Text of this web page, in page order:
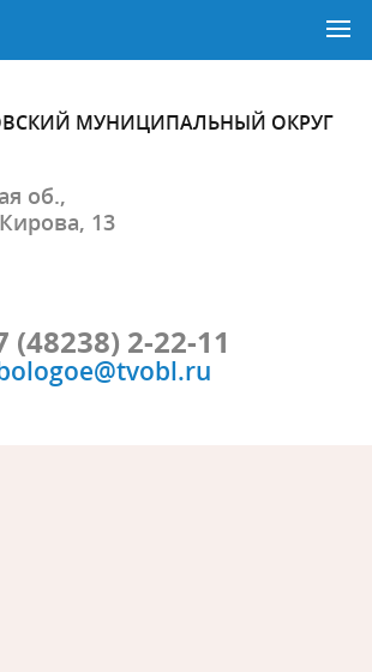
МУНИЦИПАЛЬНЫЙ ОКРУГ
об.,
13
(48238) 2-22-11